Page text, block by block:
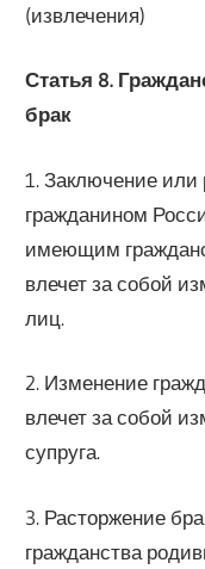
(извлечения)
Статья 8.
брак
1. Заключение или
гражданином
имеющим
влечет за собой
лиц.
2. Изменение
влечет за собой
супруга.
3. Расторжение
гражданства